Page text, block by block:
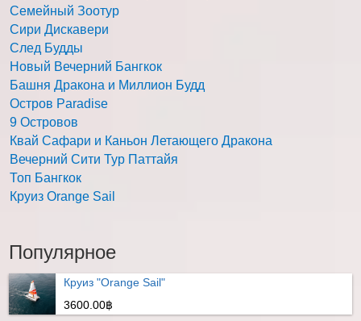
Семейный Зоотур
Сири Дискавери
След Будды
Новый Вечерний Бангкок
Башня Дракона и Миллион Будд
Остров Paradise
9 Островов
Квай Сафари и Каньон Летающего Дракона
Вечерний Сити Тур Паттайя
Топ Бангкок
Круиз Orange Sail
Популярное
Круиз "Orange Sail"
3600.00฿